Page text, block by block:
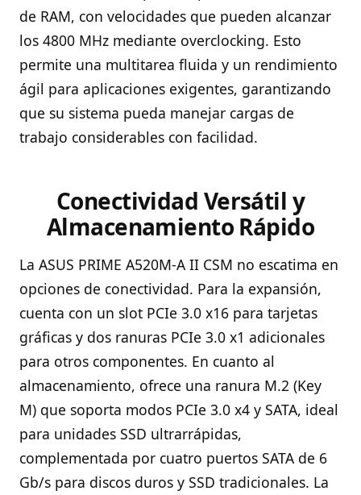
de RAM, con velocidades que pueden alcanzar
los 4800 MHz mediante overclocking. Esto
permite una multitarea fluida y un rendimiento
ágil para aplicaciones exigentes, garantizando
que su sistema pueda manejar cargas de
trabajo considerables con facilidad.
Conectividad Versátil y
Almacenamiento Rápido
La ASUS PRIME A520M-A II CSM no escatima en
opciones de conectividad. Para la expansión,
cuenta con un slot PCIe 3.0 x16 para tarjetas
gráficas y dos ranuras PCIe 3.0 x1 adicionales
para otros componentes. En cuanto al
almacenamiento, ofrece una ranura M.2 (Key
M) que soporta modos PCIe 3.0 x4 y SATA, ideal
para unidades SSD ultrarrápidas,
complementada por cuatro puertos SATA de 6
Gb/s para discos duros y SSD tradicionales. La